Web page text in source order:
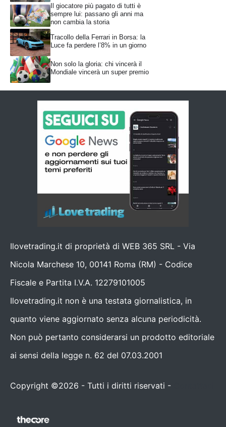
Il giocatore più pagato di tutti è
sempre lui: passano gli anni ma
non cambia la storia
Tracollo della Ferrari in Borsa: la
Luce fa perdere l’8% in un giorno
Non solo la gloria: chi vincerà il
Mondiale vincerà un super premio
Ilovetrading.it di proprietà di WEB 365 SRL - Via
Nicola Marchese 10, 00141 Roma (RM) - Codice
Fiscale e Partita I.V.A. 12279101005
Ilovetrading.it non è una testata giornalistica, in
quanto viene aggiornato senza alcuna periodicità.
Non può pertanto considerarsi un prodotto editoriale
ai sensi della legge n. 62 del 07.03.2001
Copyright ©2026 - Tutti i diritti riservati -